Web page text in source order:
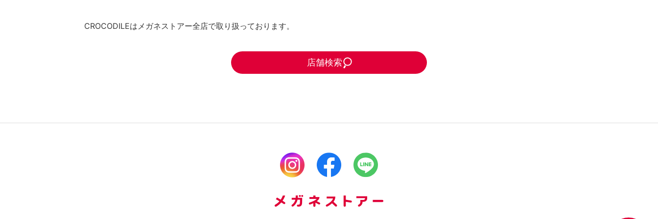
CROCODILEはメガネストアー全店で取り扱っております。
店舗検索